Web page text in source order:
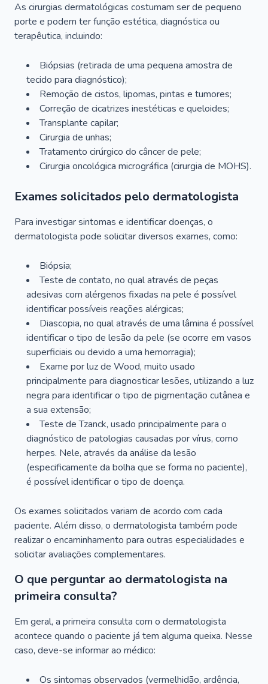
As cirurgias dermatológicas costumam ser de pequeno
porte e podem ter função estética, diagnóstica ou
terapêutica, incluindo:
Biópsias (retirada de uma pequena amostra de
tecido para diagnóstico);
Remoção de cistos, lipomas, pintas e tumores;
Correção de cicatrizes inestéticas e queloides;
Transplante capilar;
Cirurgia de unhas;
Tratamento cirúrgico do câncer de pele;
Cirurgia oncológica micrográfica (cirurgia de MOHS).
Exames solicitados pelo dermatologista
Para investigar sintomas e identificar doenças, o
dermatologista pode solicitar diversos exames, como:
Biópsia;
Teste de contato, no qual através de peças
adesivas com alérgenos fixadas na pele é possível
identificar possíveis reações alérgicas;
Diascopia, no qual através de uma lâmina é possível
identificar o tipo de lesão da pele (se ocorre em vasos
superficiais ou devido a uma hemorragia);
Exame por luz de Wood, muito usado
principalmente para diagnosticar lesões, utilizando a luz
negra para identificar o tipo de pigmentação cutânea e
a sua extensão;
Teste de Tzanck, usado principalmente para o
diagnóstico de patologias causadas por vírus, como
herpes. Nele, através da análise da lesão
(especificamente da bolha que se forma no paciente),
é possível identificar o tipo de doença.
Os exames solicitados variam de acordo com cada
paciente. Além disso, o dermatologista também pode
realizar o encaminhamento para outras especialidades e
solicitar avaliações complementares.
O que perguntar ao dermatologista na
primeira consulta?
Em geral, a primeira consulta com o dermatologista
acontece quando o paciente já tem alguma queixa. Nesse
caso, deve-se informar ao médico:
Os sintomas observados (vermelhidão, ardência,